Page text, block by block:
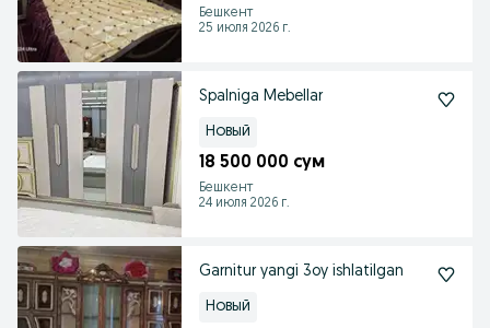
Бешкент
25 июля 2026 г.
Spalniga Mebellar
Новый
18 500 000 сум
Бешкент
24 июля 2026 г.
Garnitur yangi 3oy ishlatilgan
Новый